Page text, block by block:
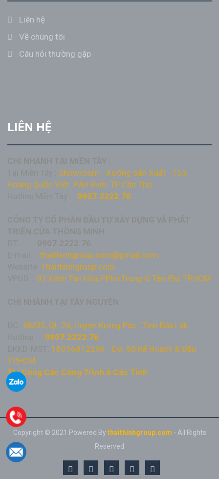
Liên hệ
Về chúng tôi
Câu hỏi thường gặp
LIÊN HỆ
Showroom - Xưỡng Sản Xuất - 153
Hoàng Quốc Việt P.An Bình TP Cần Thơ
0907.2222.76
thaithinhgroup.com@gmail.com
Thaithinhgroup.com
92 Kênh Tân Hóa P.Phú Trung Q.Tân Phú TP.HCM
KM35, QL 26, Huyện Krông Păc , Tỉnh Đăk Lăk
0907.2222.76
18016812296 - Do: Sở Kế Hoạch & Đầu
TP.HCM
Thi Công Các Công Trình ở Các Tỉnh
Copyright © 2021 Powered By thaithinhgroup.com - All Rights
Reserved